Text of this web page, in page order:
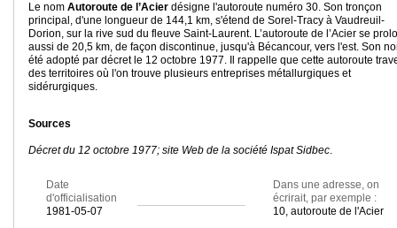
Le nom Autoroute de l’Acier désigne l'autoroute numéro 30. Son tronçon
principal, d'une longueur de 144,1 km, s'étend de Sorel-Tracy à Vaudreuil-
Dorion, sur la rive sud du fleuve Saint-Laurent. L’autoroute de l’Acier se
aussi de 20,5 km, de façon discontinue, jusqu'à Bécancour, vers l'est. Son
été adopté par décret le 12 octobre 1977. Il rappelle que cette autoroute
des territoires où l'on trouve plusieurs entreprises métallurgiques et
sidérurgiques.
Sources
Décret du 12 octobre 1977; site Web de la société Ispat Sidbec.
Date
d'officialisation
1981-05-07
Dans une adresse, on
écrirait, par exemple :
10, autoroute de l'Acier